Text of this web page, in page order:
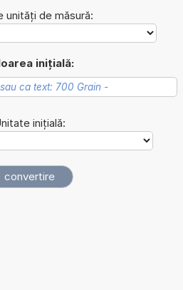
unități de măsură:
inițială:
inițială: